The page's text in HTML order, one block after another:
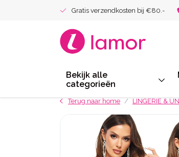
Gratis verzendkosten bij €80.-
Bekijk alle
categorieën
Terug naar home LINGERIE &